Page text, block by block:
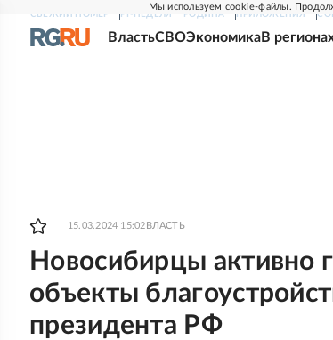
Мы используем cookie-файлы.
СВЕЖИЙ НОМЕР РГ-НЕДЕЛЯ РОДИНА ПРИЛОЖЕНИЯ
ВластьСВОЭкономикаВ
15.03.2024 15:02 ВЛАСТЬ
Новосибирцы активно
объекты
президента РФ